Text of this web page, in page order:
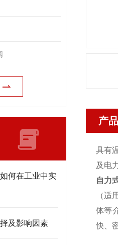
何在工业中实
及影响因素
产
具有
及电
自力
（适
体等
快、